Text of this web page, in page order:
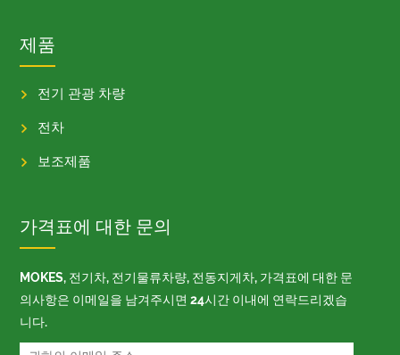
제품
전기 관광 차량
전차
보조제품
가격표에 대한 문의
MOKES, 전기차, 전기물류차량, 전동지게차, 가격표에 대한 문
의사항은 이메일을 남겨주시면 24시간 이내에 연락드리겠습
니다.